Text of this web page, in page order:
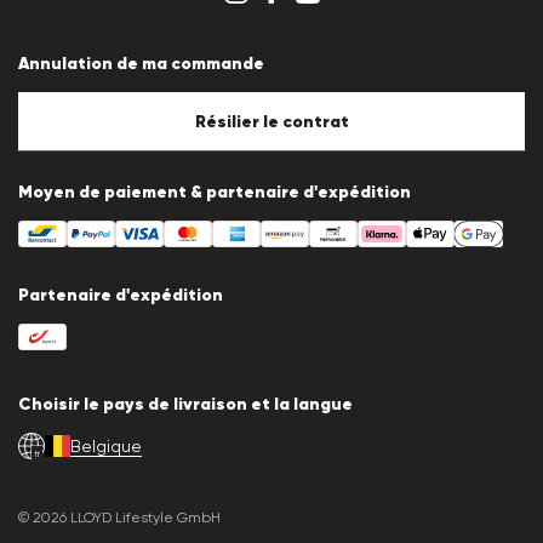
Mentions légales
Politique en matière de cookies
Paramètres des cookies
Annulation de ma commande
Résilier le contrat
Moyen de paiement & partenaire d'expédition
Partenaire d'expédition
Choisir le pays de livraison et la langue
fr Belgique
© 2026 LLOYD Lifestyle GmbH